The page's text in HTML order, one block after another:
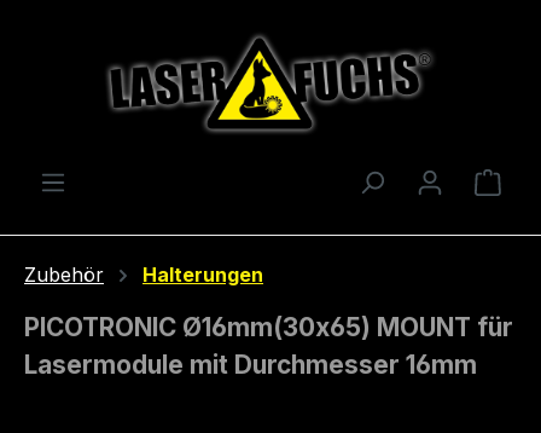
Zubehör Halterungen
PICOTRONIC Ø16mm(30x65) MOUNT für
Lasermodule mit Durchmesser 16mm